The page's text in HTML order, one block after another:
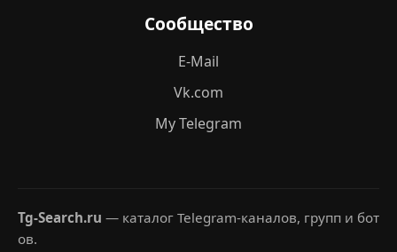
Сообщество
E-Mail
Vk.com
My Telegram
Tg-Search.ru — каталог Telegram-каналов, групп и бот
ов.